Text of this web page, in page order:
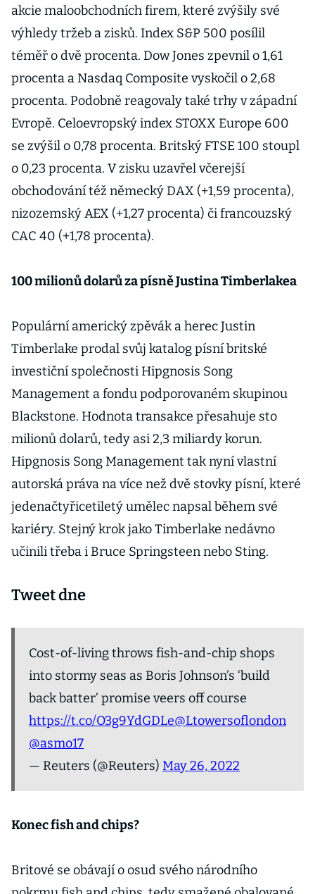
akcie maloobchodních firem, které zvýšily své
výhledy tržeb a zisků. Index S&P 500 posílil
téměř o dvě procenta. Dow Jones zpevnil o 1,61
procenta a Nasdaq Composite vyskočil o 2,68
procenta. Podobně reagovaly také trhy v západní
Evropě. Celoevropský index STOXX Europe 600
se zvýšil o 0,78 procenta. Britský FTSE 100 stoupl
o 0,23 procenta. V zisku uzavřel včerejší
obchodování též německý DAX (+1,59 procenta),
nizozemský AEX (+1,27 procenta) či francouzský
CAC 40 (+1,78 procenta).
100 milionů dolarů za písně Justina Timberlakea
Populární americký zpěvák a herec Justin
Timberlake prodal svůj katalog písní britské
investiční společnosti Hipgnosis Song
Management a fondu podporovaném skupinou
Blackstone. Hodnota transakce přesahuje sto
milionů dolarů, tedy asi 2,3 miliardy korun.
Hipgnosis Song Management tak nyní vlastní
autorská práva na více než dvě stovky písní, které
jedenačtyřicetiletý umělec napsal během své
kariéry. Stejný krok jako Timberlake nedávno
učinili třeba i Bruce Springsteen nebo Sting.
Tweet dne
Cost-of-living throws fish-and-chip shops
into stormy seas as Boris Johnson’s ‘build
back batter’ promise veers off course
https://t.co/O3g9YdGDLe@Ltowersoflondon
@asmo17
— Reuters (@Reuters) May 26, 2022
Konec fish and chips?
Britové se obávají o osud svého národního